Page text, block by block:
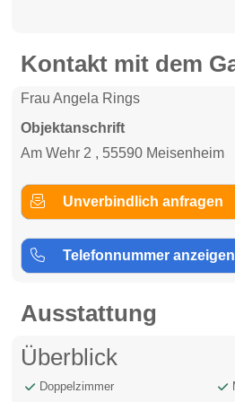
Kontakt mit dem
Frau Angela Rings
Objektanschrift
Am Wehr 2 , 55590 Meisenheim
Unverbindlich anfragen
Telefonnummer anzeigen
Ausstattung
Überblick
Doppelzimmer